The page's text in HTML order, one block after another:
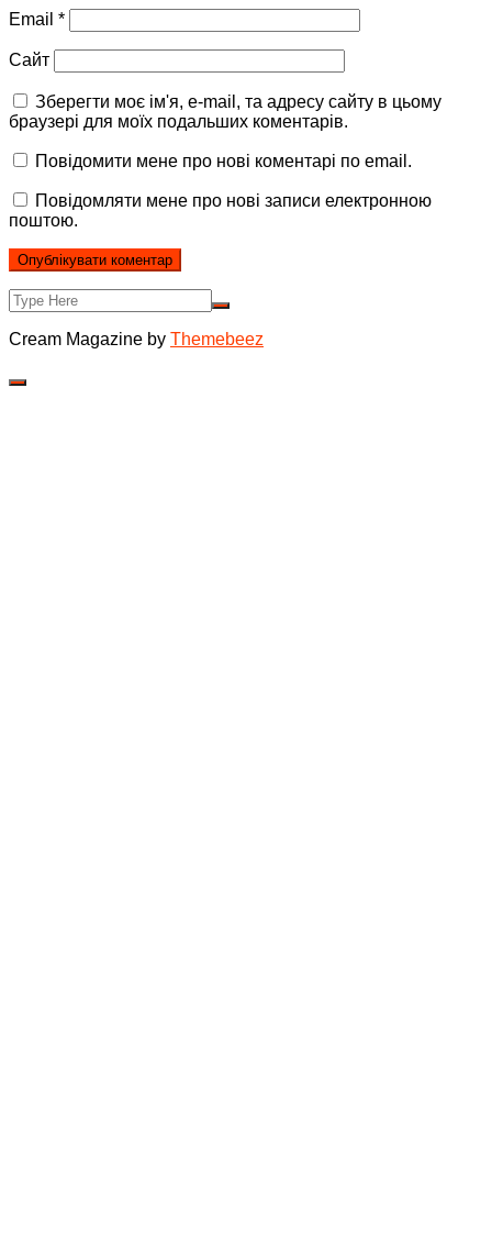
Email *
Сайт
Зберегти моє ім'я, e-mail, та адресу сайту в цьому
браузері для моїх подальших коментарів.
Повідомити мене про нові коментарі по email.
Повідомляти мене про нові записи електронною
поштою.
Cream Magazine by Themebeez